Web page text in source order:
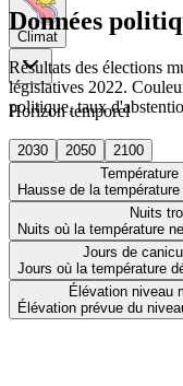
Climat
Horizon temporel
2030 2050
2100
Température
Hausse de la
Nuits
Nuits où la température
Jours de
Jours où la température
Élévation niveau
Élévation prévue du
Données
Résultats des élections
législatives 2022.
politique, taux